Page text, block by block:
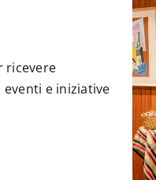
ricevere
e iniziative